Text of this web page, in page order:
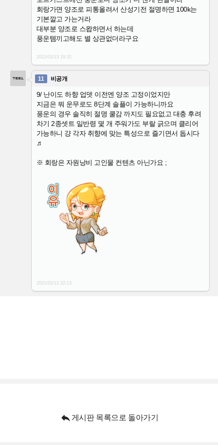
회랑가면 양조로 피통올려서 산성기전 절명하면 100k는
기본깔고 가는거라
대부분 양조로 스왑하면서 하는데
풍운템끼고해도 별 상관없더라구요
2021/02/13 19:32
11 비공개
9/ 난이도 하향 업뎃 이전엔 양조 고정이었지만
지금은 뭐 운무로도 8단계 솔플이 가능하니까요
풍운의 경우 솔직히 절명 쿨감 까지도 필요없고 대충 후려
차기 2종셋트 일반령 몇 개 주워가도 부랄 긁으며 클리어
가능하니 걍 각자 취향에 맞는 특성으로 즐기면서 돕시다
♬
※ 회랑은 자원낭비 고인물 컨텐츠 아닌가요 ;
2021/02/13 22:13
 게시판 목록으로 돌아가기